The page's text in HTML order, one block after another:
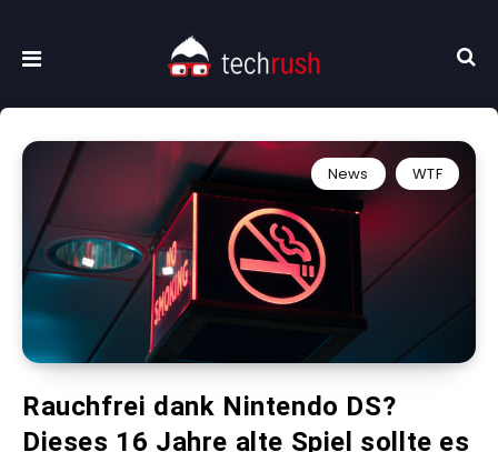
News WTF
Rauchfrei dank Nintendo DS?
Dieses 16 Jahre alte Spiel sollte es